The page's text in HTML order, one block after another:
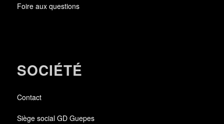
Foire aux questions
SOCIÉTÉ
Contact
Siège social GD Guepes